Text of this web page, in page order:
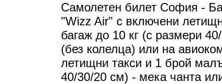
Самолетен билет София -
"Wizz Air" с включени
багаж до 10 кг (с размери
(без колелца) или на
летищни такси и 1 брой
40/30/20 см) - мека чанта